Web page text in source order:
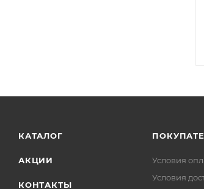
КАТАЛОГ
АКЦИИ
КОНТАКТЫ
Условия
Условия